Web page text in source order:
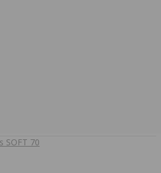
SOFT 70